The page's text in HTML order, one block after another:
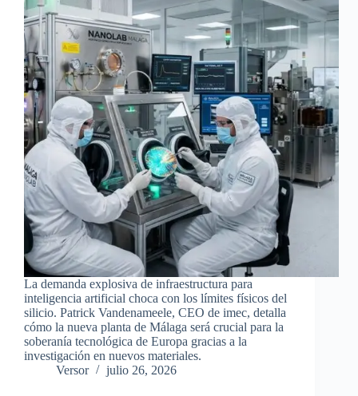
La demanda explosiva de infraestructura para
inteligencia artificial choca con los límites físicos del
silicio. Patrick Vandenameele, CEO de imec, detalla
cómo la nueva planta de Málaga será crucial para la
soberanía tecnológica de Europa gracias a la
investigación en nuevos materiales.
Versor
julio 26, 2026